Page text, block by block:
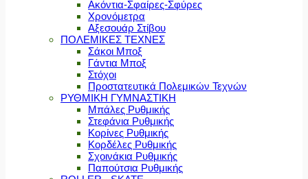
Ακόντια-Σφαίρες-Σφύρες
Χρονόμετρα
Αξεσουάρ Στίβου
ΠΟΛΕΜΙΚΕΣ ΤΕΧΝΕΣ
Σάκοι Μποξ
Γάντια Μποξ
Στόχοι
Προστατευτικά Πολεμικών Τεχνών
ΡΥΘΜΙΚΗ ΓΥΜΝΑΣΤΙΚΗ
Μπάλες Ρυθμικής
Στεφάνια Ρυθμικής
Κορίνες Ρυθμικής
Κορδέλες Ρυθμικής
Σχοινάκια Ρυθμικής
Παπούτσια Ρυθμικής